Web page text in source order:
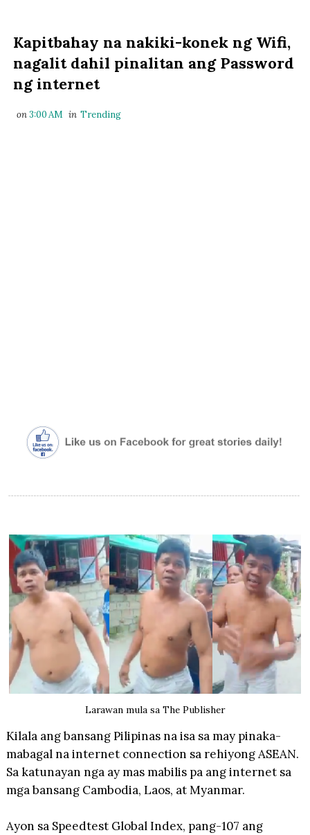
Kapitbahay na nakiki-konek ng Wifi,
nagalit dahil pinalitan ang Password
ng internet
on3:00 AM in Trending
Larawan mula sa The Publisher
Kilala ang bansang Pilipinas na isa sa may pinaka-
mabagal na internet connection sa rehiyong ASEAN.
Sa katunayan nga ay mas mabilis pa ang internet sa
mga bansang Cambodia, Laos, at Myanmar.
Ayon sa Speedtest Global Index, pang-107 ang